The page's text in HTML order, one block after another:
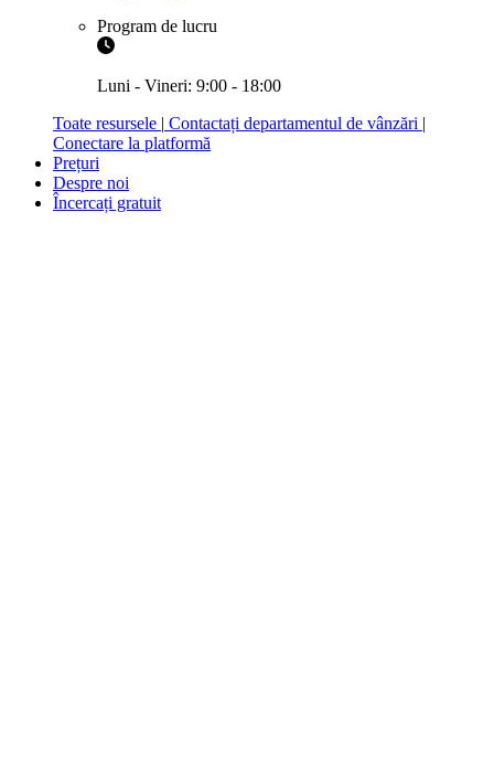
Program de lucru
Luni - Vineri: 9:00 - 18:00
Toate resursele | Contactați departamentul de vânzări |
Conectare la platformă
Prețuri
Despre noi
Încercați gratuit